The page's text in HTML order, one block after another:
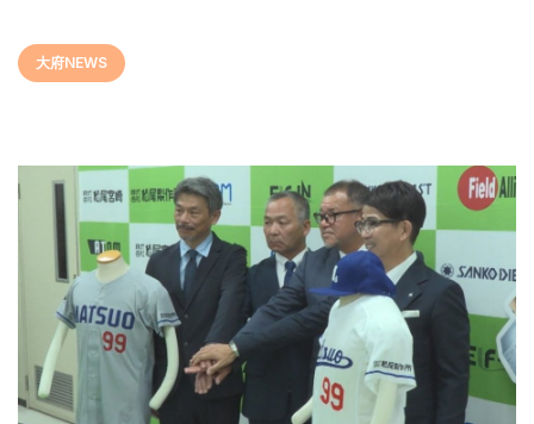
ッ
プ大府NEWS